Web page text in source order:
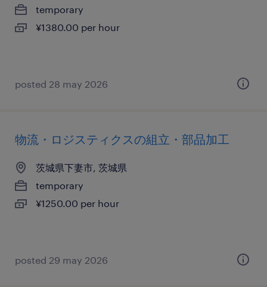
temporary
¥1380.00 per hour
posted 28 may 2026
物流・ロジスティクスの組立・部品加工
茨城県下妻市, 茨城県
temporary
¥1250.00 per hour
posted 29 may 2026